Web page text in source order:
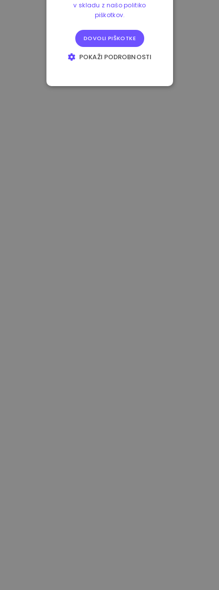
v skladu z našo politiko
piškotkov.
DOVOLI PIŠKOTKE
POKAŽI PODROBNOSTI